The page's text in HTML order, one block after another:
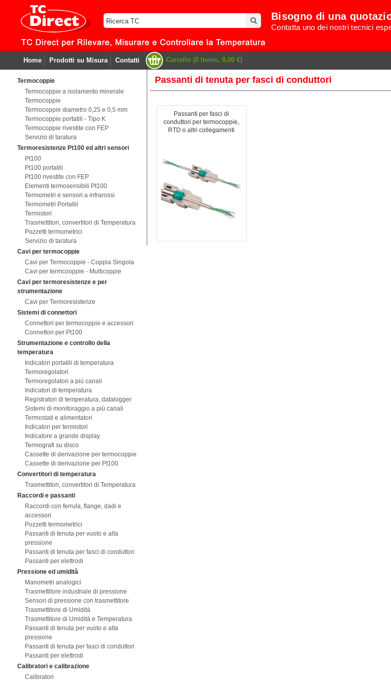
Bisogno di una
Contatta uno dei nostri tecnici
Home Prodotti su Misura Contatti Carrello (0 Items, 0,00 €)
Termocoppie
Termocoppie a isolamento minerale
Termocoppie
Termocoppie diametro 0,25 e 0,5 mm
Termocoppie portatili - Tipo K
Termocoppie rivestite con FEP
Servizio di taratura
Termoresistenze Pt100 ed altri sensori
Pt100
Pt100 portatili
Pt100 rivestite con FEP
Elementi termosensibili Pt100
Termometri e sensori a infrarossi
Termometri Portatili
Termistori
Trasmettitori, convertitori di Temperatura
Pozzetti termometrici
Servizio di taratura
Cavi per termocoppie
Cavi per Termocoppie - Coppia Singola
Cavi per termcooppie - Multicoppie
Cavi per termoresistenze e per
strumentazione
Cavi per Termoresistenze
Sistemi di connettori
Connettori per termocoppie e accessori
Connettori per Pt100
Strumentazione e controllo della
temperatura
Indicatori portatili di temperatura
Termoregolatori
Termoregolatori a più canali
Indicatori di temperatura
Registratori di temperatura, datalogger
Sistemi di monitoraggio a più canali
Termostati e alimentatori
Indicatori per termistori
Indicatore a grande display
Termografi su disco
Cassette di derivazione per termocoppie
Cassette di derivazione per Pt100
Convertitori di temperatura
Trasmettitori, convertitori di Temperatura
Raccordi e passanti
Raccordi con ferrula, flange, dadi e
accessori
Pozzetti termometrici
Passanti di tenuta per vuoto e alta
pressione
Passanti di tenuta per fasci di conduttori
Passanti per elettrodi
Pressione ed umidità
Manometri analogici
Trasmettitore industriale di pressione
Sensori di pressione con trasmettitore
Trasmettitore di Umidità
Trasmettitore di Umidità e Temperatura
Passanti di tenuta per vuoto e alta
pressione
Passanti di tenuta per fasci di conduttori
Passanti per elettrodi
Calibratori e calibrazione
Calibratori
Passanti di tenuta per fasci di conduttori
Passanti per fasci di
conduttori per termocoppie,
RTD o altri collegamenti